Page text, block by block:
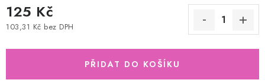
125 Kč
103,31 Kč bez DPH
PŘIDAT DO KOŠÍKU